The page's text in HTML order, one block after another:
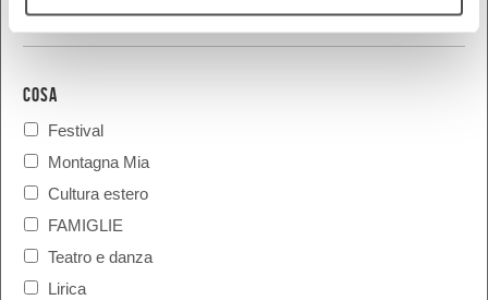
COSA
Festival
Montagna Mia
Cultura estero
FAMIGLIE
Teatro e danza
Lirica